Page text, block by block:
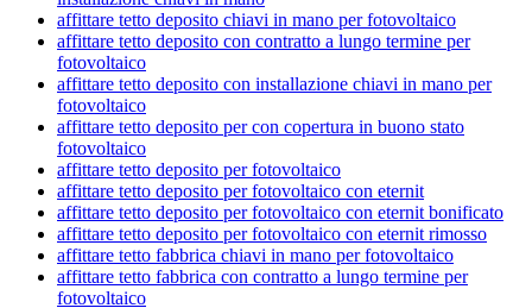
affittare tetto deposito chiavi in mano per fotovoltaico
affittare tetto deposito con contratto a lungo termine per
fotovoltaico
affittare tetto deposito con installazione chiavi in mano per
fotovoltaico
affittare tetto deposito per con copertura in buono stato
fotovoltaico
affittare tetto deposito per fotovoltaico
affittare tetto deposito per fotovoltaico con eternit
affittare tetto deposito per fotovoltaico con eternit bonificato
affittare tetto deposito per fotovoltaico con eternit rimosso
affittare tetto fabbrica chiavi in mano per fotovoltaico
affittare tetto fabbrica con contratto a lungo termine per
fotovoltaico